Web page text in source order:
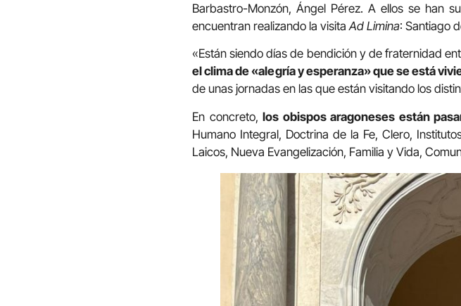
Barbastro-Monzón, Ángel Pérez. A ellos se han
encuentran realizando la visita Ad Limina: Santiago
«Están siendo días de bendición y de fraternidad
el clima de «alegría y esperanza» que se está
de unas jornadas en las que están visitando los
En concreto,los obispos aragoneses están
Humano Integral, Doctrina de la Fe, Clero,
Laicos, Nueva Evangelización, Familia y Vida,